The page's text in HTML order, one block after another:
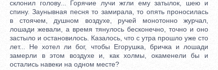
склонил голову... Горячие лучи жгли ему затылок, шею и
спину. Заунывная песня то замирала, то опять проносилась
в стоячем, душном воздухе, ручей монотонно журчал,
лошади жевали, а время тянулось бесконечно, точно и оно
застыло и остановилось. Казалось, что с утра прошло уже сто
лет... Не хотел ли бог, чтобы Егорушка, бричка и лошади
замерли в этом воздухе и, как холмы, окаменели бы и
остались навеки на одном месте?